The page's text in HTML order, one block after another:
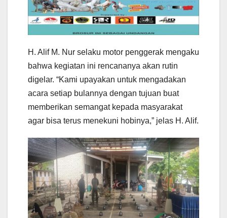
H. Alif M. Nur selaku motor penggerak mengaku
bahwa kegiatan ini rencananya akan rutin
digelar. “Kami upayakan untuk mengadakan
acara setiap bulannya dengan tujuan buat
memberikan semangat kepada masyarakat
agar bisa terus menekuni hobinya,” jelas H. Alif.